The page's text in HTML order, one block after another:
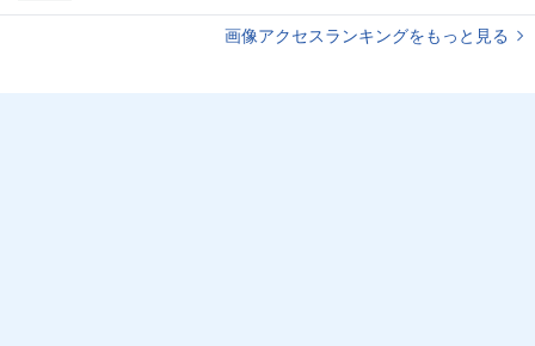
画像アクセスランキングをもっと見る